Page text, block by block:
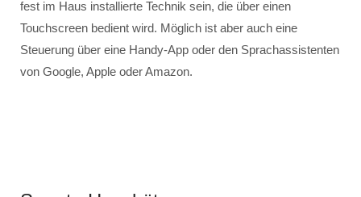
fest im Haus installierte Technik sein, die über einen
Touchscreen bedient wird. Möglich ist aber auch eine
Steuerung über eine Handy-App oder den Sprachassistenten
von Google, Apple oder Amazon.